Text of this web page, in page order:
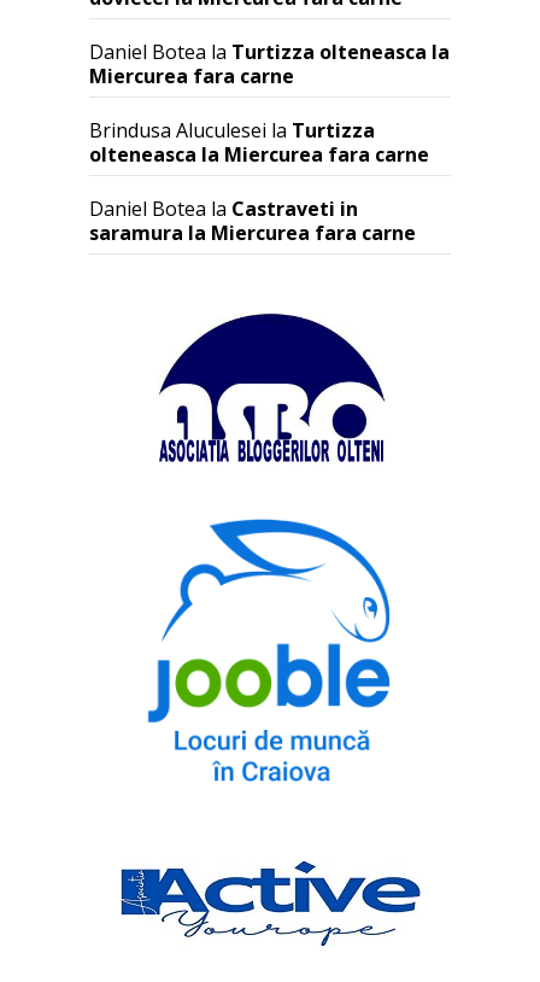
Daniel Botea la Turtizza olteneasca la
Miercurea fara carne
Brindusa Aluculesei la Turtizza
olteneasca la Miercurea fara carne
Daniel Botea la Castraveti in
saramura la Miercurea fara carne